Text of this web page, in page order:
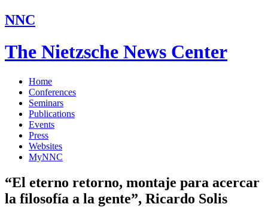
NNC
The Nietzsche News Center
Home
Conferences
Seminars
Publications
Events
Press
Websites
MyNNC
“El eterno retorno, montaje para acercar
la filosofía a la gente”, Ricardo Solis